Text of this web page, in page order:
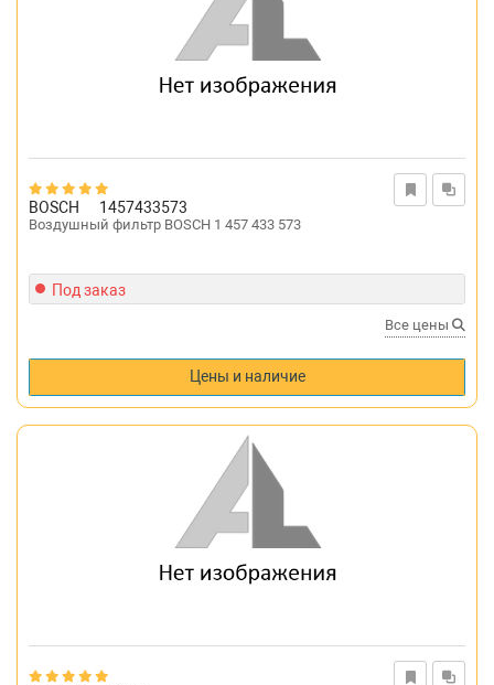
BOSCH 1457433573
Воздушный фильтр BOSCH 1 457 433 573
Под заказ
Все цены
Цены и наличие